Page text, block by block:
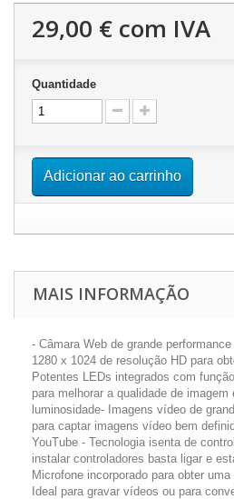
29,00 € com IVA
Quantidade
Adicionar ao carrinho
MAIS INFORMAÇÃO
- Câmara Web de grande
1280 x 1024 de resolução HD para
Potentes LEDs integrados com
para melhorar a qualidade de
luminosidade- Imagens vídeo de
para captar imagens vídeo bem
YouTube - Tecnologia isenta de
instalar controladores basta ligar e
Microfone incorporado para obter
Ideal para gravar vídeos ou para